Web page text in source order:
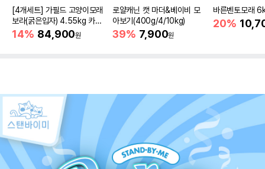
[4개세트] 가필드 고양이모래
보라(굵은입자) 4.55kg 카사
바모래
14% 84,900원
로얄캐닌 캣 마더&베이비 모
아보기(400g/4/10kg)
39% 7,900원
바른벤토모래
20%